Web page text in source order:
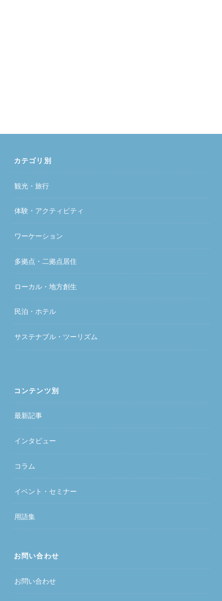
カテゴリ別
観光・旅行
体験・アクティビティ
ワーケーション
多拠点・二拠点居住
ローカル・地方創生
民泊・ホテル
サステナブル・ツーリズム
コンテンツ別
最新記事
インタビュー
コラム
イベント・セミナー
用語集
お問い合わせ
お問い合わせ